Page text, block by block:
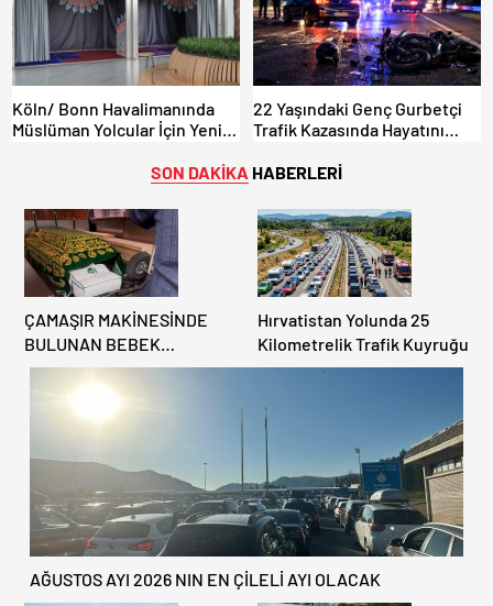
Köln/ Bonn Havalimanında
Müslüman Yolcular İçin Yeni
22 Yaşındaki Genç Gurbetçi
Trafik Kazasında Hayatını
SON DAKİKA HABERLERİ
ÇAMAŞIR MAKİNESİNDE
BULUNAN BEBEK
CENAZESİ ŞOK ETTİ
Hırvatistan Yolunda 25
Kilometrelik Trafik Kuyruğu
AĞUSTOS AYI 2026 NIN EN ÇİLELİ AYI OLACAK